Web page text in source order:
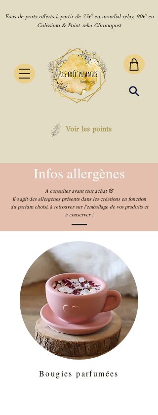
Frais de ports offerts à partir de 75€ en mondial relay, 90€ en
Colissimo & Point relai Chronopost
Voir les points
Infos allergènes
A consulter avant tout achat 🌸
Il s'agit des allergènes présents dans les créations en fonction
du parfum choisi, à retrouver sur l'emballage de vos produits et
à conserver !
Bougies parfumées